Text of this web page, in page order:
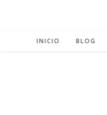
INICIO BLOG